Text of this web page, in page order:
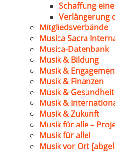
Schaffung
Verlängerung
Mitgliedsverbände
Musica Sacra
Musica-Datenbank
Musik & Bildung
Musik &
Musik & Finanzen
Musik & Gesundheit
Musik &
Musik & Zukunft
Musik für alle –
Musik für alle!
Musik vor Ort